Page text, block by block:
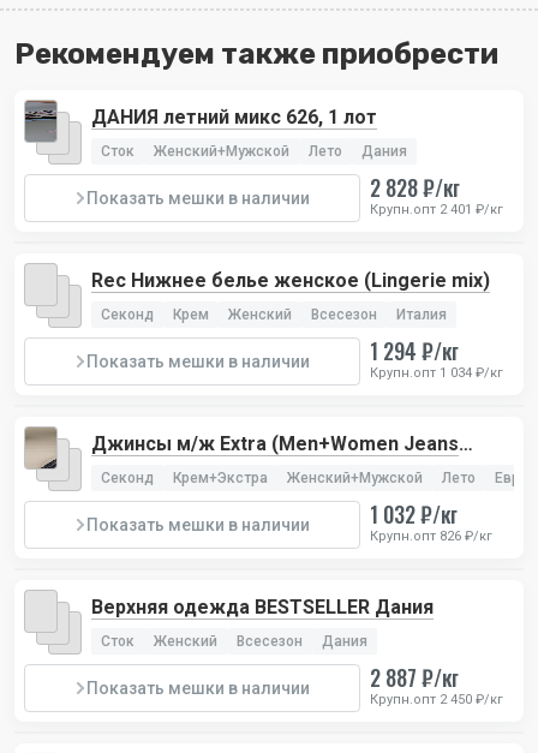
Рекомендуем также приобрести
ДАНИЯ летний микс 626, 1 лот
Сток Женский+Мужской Лето Дания
Показать мешки в наличии 2 828 ₽/кг
Крупн.опт 2 401 ₽/кг
Rec Нижнее белье женское (Lingerie mix)
Секонд Крем Женский Всесезон Италия
Показать мешки в наличии 1 294 ₽/кг
Крупн.опт 1 034 ₽/кг
Джинсы м/ж Extra (Men+Women Jeans
Extra), 1 лот
Секонд Крем+Экстра Женский+Мужской Лето
Показать мешки в наличии 1 032 ₽/кг
Крупн.опт 826 ₽/кг
Верхняя одежда BESTSELLER Дания
Сток Женский Всесезон Дания
Показать мешки в наличии 2 887 ₽/кг
Крупн.опт 2 450 ₽/кг